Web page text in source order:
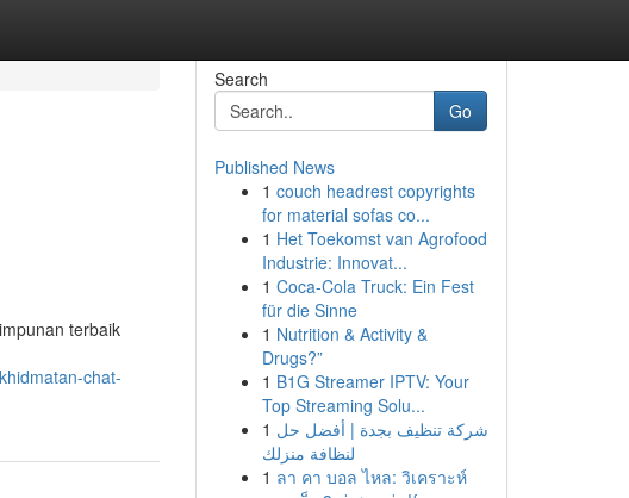
terbaik
chat-
Search
Go
Published News
1 couch headrest copyrights
for material sofas co...
1 Het Toekomst van Agrofood
Industrie: Innovat...
1 Coca-Cola Truck: Ein Fest
für die Sinne
1 Nutrition & Activity &
Drugs?”
1 B1G Streamer IPTV: Your
Top Streaming Solu...
1 شركة تنظيف بجدة | أفضل حل
لنظافة منزلك
1 ลา คา บอล ไหล: วิเคราะห์